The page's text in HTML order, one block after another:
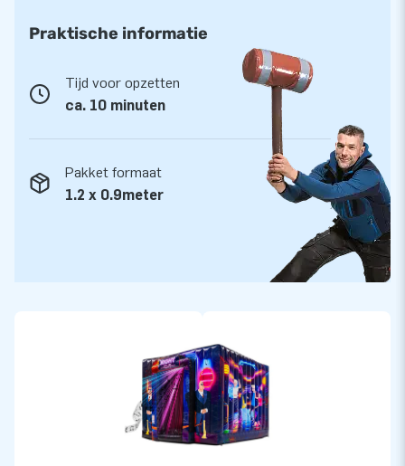
Internationale producent van luchtkussens in elk
formaat
JB Inflatables is producent van springkastelen en andere
inflatables. Met een voorraad van ruim 3000 luchtkussens
zijn wij een van de grootste springkasteelfabrikanten ter
wereld. Onze opblaasbare artikelen worden naar meer dan 75
landen geëxporteerd. Wij werken alleen met de beste mensen
en materialen. Voor de beste service en garantie ben je bij
ons aan het juiste adres. Als er iets mis is, staan we voor je
Praktische informatie
Tijd voor opzetten
ca. 10 minuten
Pakket formaat
1.2 x 0.9meter